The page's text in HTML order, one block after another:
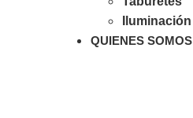
Iluminación
QUIENES SOMOS